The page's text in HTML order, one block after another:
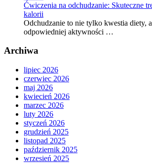
Ćwiczenia na odchudzanie: Skuteczne
kalorii
Odchudzanie to nie tylko kwestia diety,
odpowiedniej aktywności …
Archiwa
lipiec 2026
czerwiec 2026
maj 2026
kwiecień 2026
marzec 2026
luty 2026
styczeń 2026
grudzień 2025
listopad 2025
październik 2025
wrzesień 2025